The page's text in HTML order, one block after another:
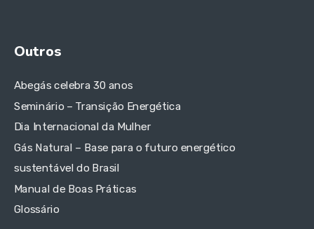
Outros
Abegás celebra 30 anos
Seminário – Transição Energética
Dia Internacional da Mulher
Gás Natural – Base para o futuro energético
sustentável do Brasil
Manual de Boas Práticas
Glossário